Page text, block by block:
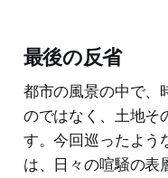
最後の反省
都市の風景の中で、
のではなく、土地そ
す。今回巡ったよう
は、日々の喧騒の表